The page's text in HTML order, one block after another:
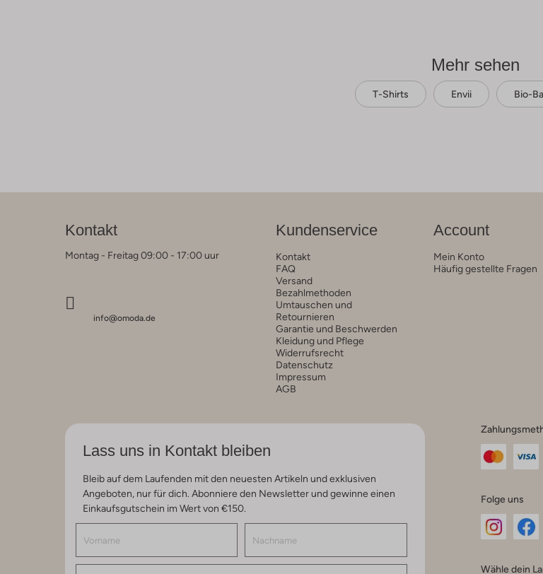
Mehr sehen
T-Shirts Envii Bio-
Kontakt
Montag - Freitag 09:00 - 17:00 uur
info@omoda.de
Kundenservice
Kontakt
FAQ
Versand
Bezahlmethoden
Umtauschen und
Retournieren
Garantie und Beschwerden
Kleidung und Pflege
Widerrufsrecht
Datenschutz
Impressum
AGB
Account
Mein Konto
Häufig gestellte Fragen
Lass uns in Kontakt bleiben
Bleib auf dem Laufenden mit den neuesten Artikeln und exklusiven
Angeboten, nur für dich. Abonniere den Newsletter und gewinne einen
Einkaufsgutschein im Wert von €150.
Folge uns
Wähle dein